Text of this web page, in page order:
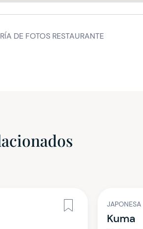
DE FOTOS RESTAURANTE
JAPONESA
Kuma